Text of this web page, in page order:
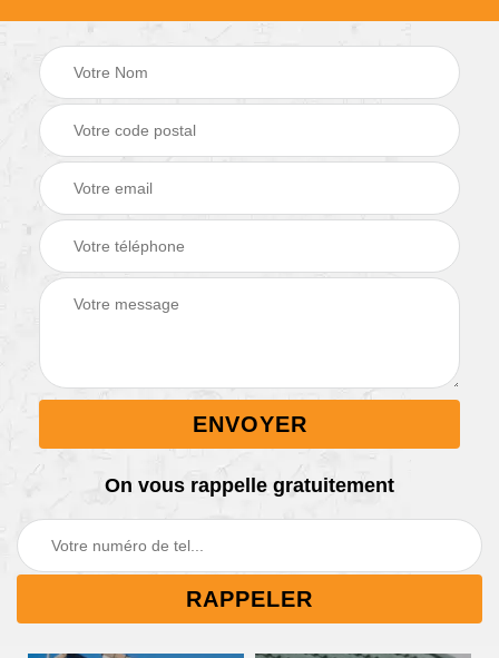
On vous rappelle gratuitement